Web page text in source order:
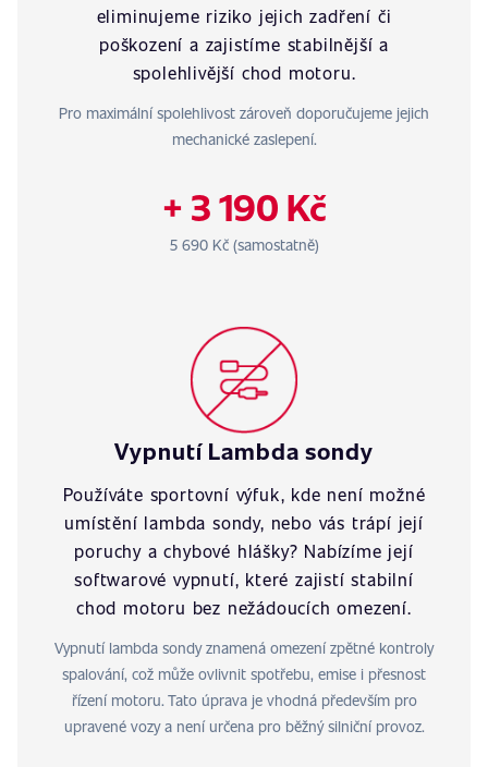
eliminujeme riziko jejich zadření či
poškození a zajistíme stabilnější a
spolehlivější chod motoru.
Pro maximální spolehlivost zároveň doporučujeme jejich
mechanické zaslepení.
+ 3 190 Kč
5 690 Kč (samostatně)
Vypnutí Lambda sondy
Používáte sportovní výfuk, kde není možné
umístění lambda sondy, nebo vás trápí její
poruchy a chybové hlášky? Nabízíme její
softwarové vypnutí, které zajistí stabilní
chod motoru bez nežádoucích omezení.
Vypnutí lambda sondy znamená omezení zpětné kontroly
spalování, což může ovlivnit spotřebu, emise i přesnost
řízení motoru. Tato úprava je vhodná především pro
upravené vozy a není určena pro běžný silniční provoz.